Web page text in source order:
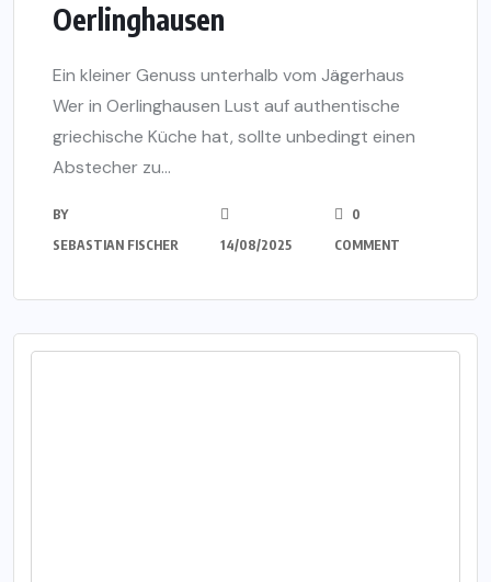
Oerlinghausen
Ein kleiner Genuss unterhalb vom Jägerhaus
Wer in Oerlinghausen Lust auf authentische
griechische Küche hat, sollte unbedingt einen
Abstecher zu...
BY
SEBASTIAN FISCHER
14/08/2025
0
COMMENT